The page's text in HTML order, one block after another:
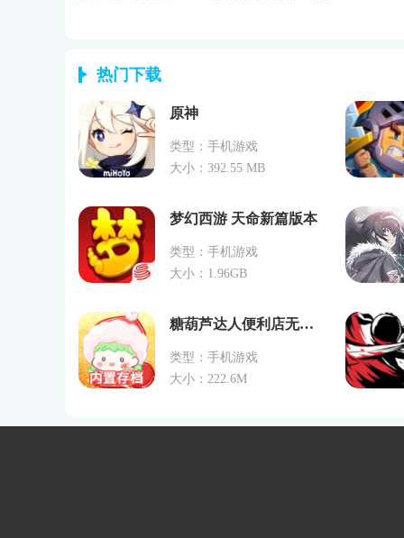
热门下载
原神
类型：手机游戏
大小：392.55 MB
梦幻西游 天命新篇版本
类型：手机游戏
大小：1.96GB
糖葫芦达人便利店无限金币下载
类型：手机游戏
大小：222.6M